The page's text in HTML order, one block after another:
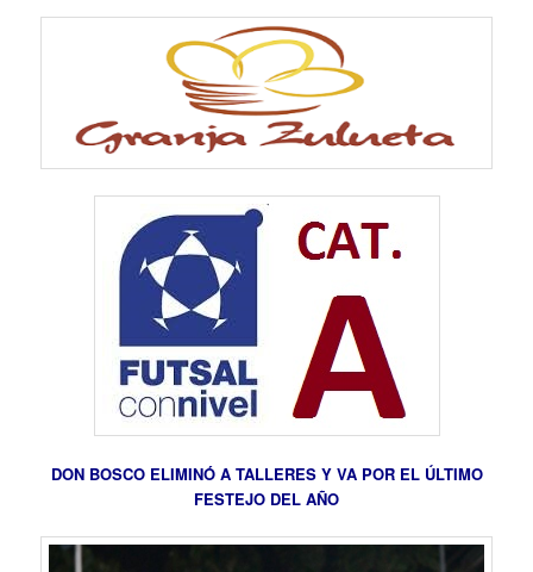
DON BOSCO ELIMINÓ A TALLERES Y VA POR EL ÚLTIMO
FESTEJO DEL AÑO